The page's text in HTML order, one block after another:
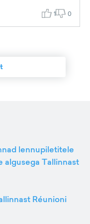
1 0
lennupiletitele
algusega Tallinnast
Réunioni